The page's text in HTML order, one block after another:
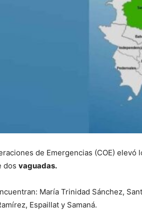
de Emergencias (COE) elevó
dos vaguadas.
María Trinidad Sánchez,
Espaillat y Samaná.